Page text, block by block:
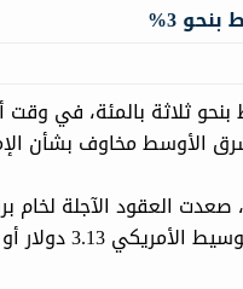
3%
بنحو ثلاثة بالمئة، في
الأوسط مخاوف بشأن